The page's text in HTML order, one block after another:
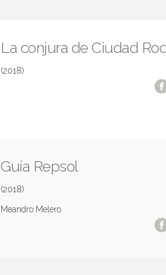
La conjura de Ciudad
(2018)
Guía Repsol
(2018)
Meandro Melero